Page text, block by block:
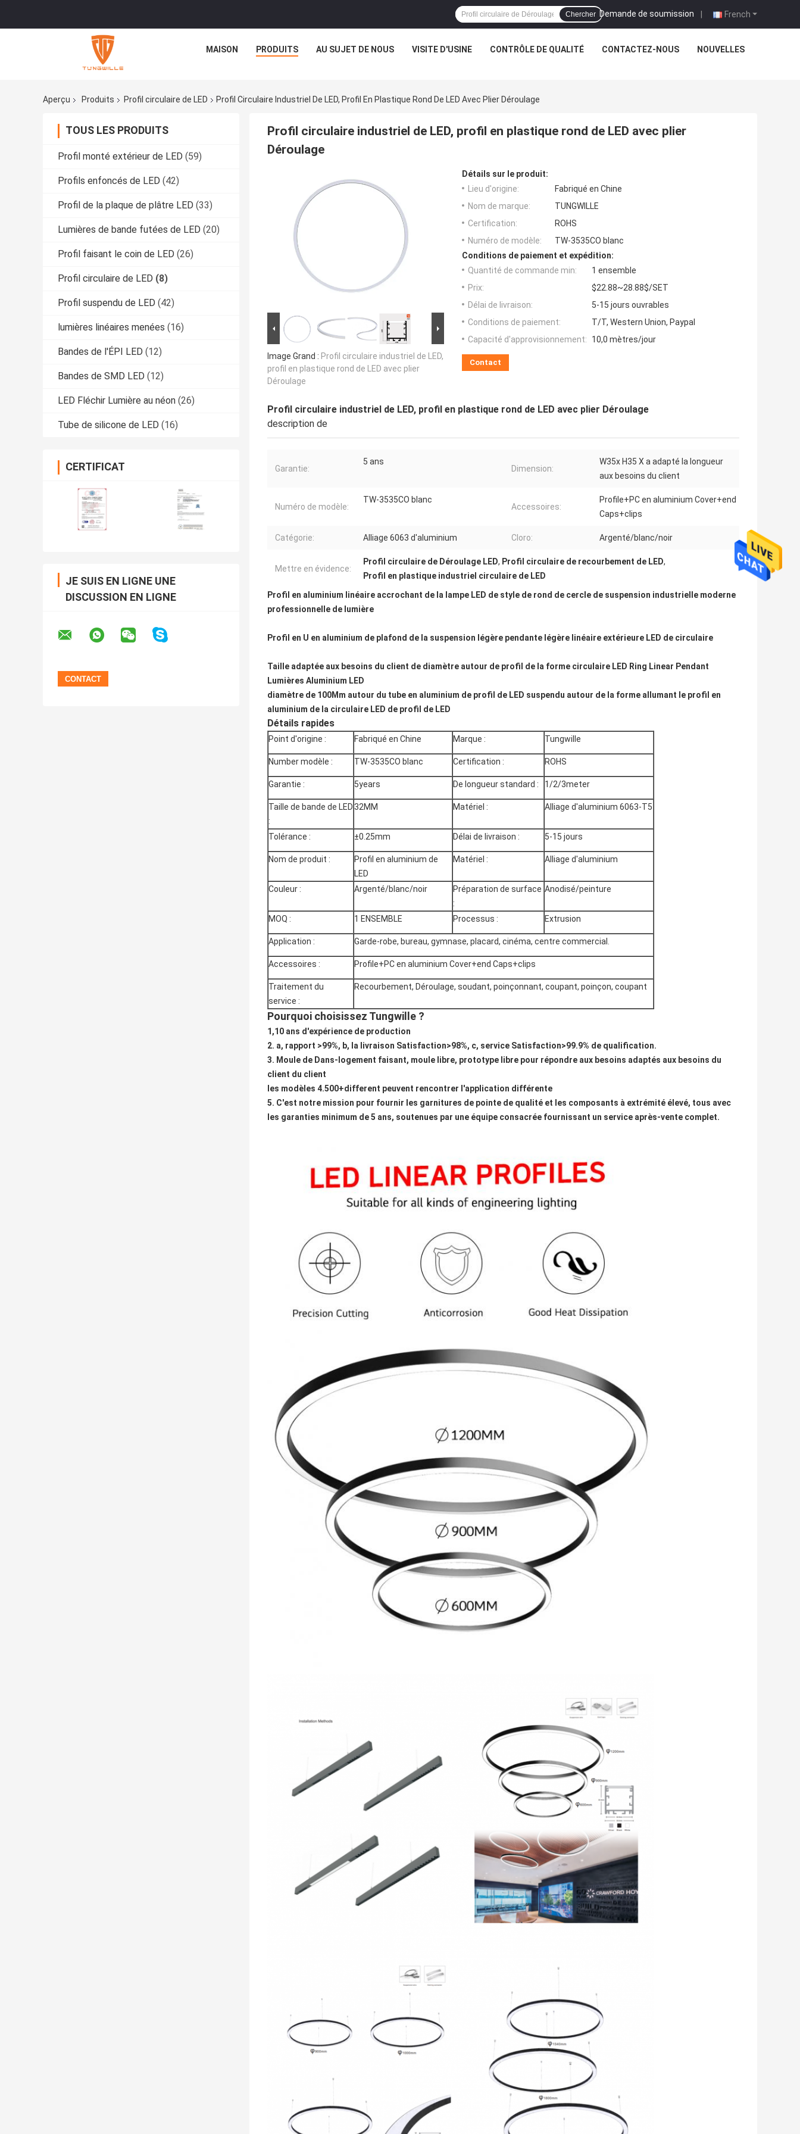
French
Demande de soumission |
Chercher
MAISON PRODUITS AU SUJET DE NOUS VISITE D'USINE CONTRÔLE DE QUALITÉ CONTACTEZ-NOUS NOUVELLES
Aperçu Produits Profil circulaire de LED Profil Circulaire Industriel De LED, Profil En Plastique Rond De LED Avec Plier Déroulage
TOUS LES PRODUITS
Profil monté extérieur de LED (59)
Profils enfoncés de LED (42)
Profil de la plaque de plâtre LED (33)
Lumières de bande futées de LED (20)
Profil faisant le coin de LED (26)
Profil circulaire de LED (8)
Profil suspendu de LED (42)
lumières linéaires menées (16)
Bandes de l'ÉPI LED (12)
Bandes de SMD LED (12)
LED Fléchir Lumière au néon (26)
Tube de silicone de LED (16)
CERTIFICAT
JE SUIS EN LIGNE UNE
DISCUSSION EN LIGNE
Profil circulaire industriel de LED, profil en plastique rond de LED avec plier
Déroulage
Image Grand : Profil circulaire industriel de LED,
profil en plastique rond de LED avec plier
Déroulage
Détails sur le produit:
Lieu d'origine:
Fabriqué en Chine
Nom de marque:
TUNGWILLE
Certification:
ROHS
Numéro de modèle:
TW-3535CO blanc
Conditions de paiement et expédition:
Quantité de commande min:
1 ensemble
Prix:
$22.88~28.88$/SET
Délai de livraison:
5-15 jours ouvrables
Conditions de paiement:
T/T, Western Union, Paypal
Capacité d'approvisionnement:
10,0 mètres/jour
Contact
Profil circulaire industriel de LED, profil en plastique rond de LED avec plier Déroulage
description de
Garantie:
5 ans
Dimension:
W35x H35 X a adapté la longueur
aux besoins du client
Numéro de modèle:
TW-3535CO blanc
Accessoires:
Profile+PC en aluminium Cover+end
Caps+clips
Catégorie: Alliage 6063 d'aluminium Cloro: Argenté/blanc/noir
Mettre en évidence:
Profil circulaire de Déroulage LED, Profil circulaire de recourbement de LED,
Profil en plastique industriel circulaire de LED
Profil en aluminium linéaire accrochant de la lampe LED de style de rond de cercle de suspension industrielle moderne
professionnelle de lumière
Profil en U en aluminium de plafond de la suspension légère pendante légère linéaire extérieure LED de circulaire
Taille adaptée aux besoins du client de diamètre autour de profil de la forme circulaire LED Ring Linear Pendant
Lumières Aluminium LED
diamètre de 100Mm autour du tube en aluminium de profil de LED suspendu autour de la forme allumant le profil en
aluminium de la circulaire LED de profil de LED
Détails rapides
Point d'origine : Fabriqué en Chine Marque : Tungwille
Number modèle : TW-3535CO blanc Certification : ROHS
Garantie : 5years De longueur standard : 1/2/3meter
Taille de bande de LED
:
32MM Matériel : Alliage d'aluminium 6063-T5
Tolérance : ±0.25mm Délai de livraison : 5-15 jours
Nom de produit :
Profil en aluminium de
LED
Matériel : Alliage d'aluminium
Couleur : Argenté/blanc/noir
Préparation de surface
:
Anodisé/peinture
MOQ : 1 ENSEMBLE Processus : Extrusion
Application : Garde-robe, bureau, gymnase, placard, cinéma, centre commercial.
Accessoires : Profile+PC en aluminium Cover+end Caps+clips
Traitement du
service :
Recourbement, Déroulage, soudant, poinçonnant, coupant, poinçon, coupant
Pourquoi choisissez Tungwille ?
1,10 ans d'expérience de production
2. a, rapport >99%, b, la livraison Satisfaction>98%, c, service Satisfaction>99.9% de qualification.
3. Moule de Dans-logement faisant, moule libre, prototype libre pour répondre aux besoins adaptés aux besoins du
client du client
les modèles 4.500+different peuvent rencontrer l'application différente
5. C'est notre mission pour fournir les garnitures de pointe de qualité et les composants à extrémité élevé, tous avec
les garanties minimum de 5 ans, soutenues par une équipe consacrée fournissant un service après-vente complet.